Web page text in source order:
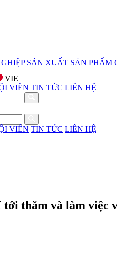
SẢN XUẤT SẢN PHẨM
VIE
VIÊN TIN TỨC LIÊN HỆ
VIÊN TIN TỨC LIÊN HỆ
thăm và làm việc